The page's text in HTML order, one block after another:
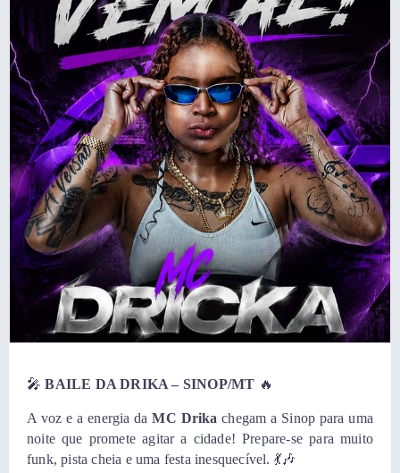
🎤BAILE DA DRIKA – SINOP/MT 🔥
A voz e a energia daMC Drika chegam a Sinop para uma
noite que promete agitar a cidade! Prepare-se para muito
funk, pista cheia e uma festa inesquecível. 💃🎶